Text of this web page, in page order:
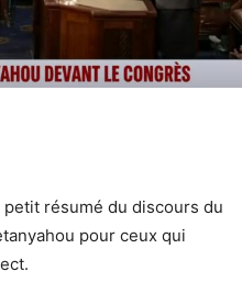
résumé du discours du
pour ceux qui